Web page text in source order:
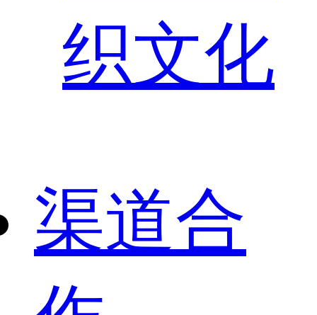
织文化
渠道合